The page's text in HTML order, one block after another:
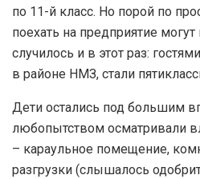
по 11-й класс. Но порой по
поехать на предприятие
случилось и в этот раз:
в районе НМЗ, стали
Дети остались под большим
любопытством осматривали
– караульное помещение,
разгрузки (слышалось